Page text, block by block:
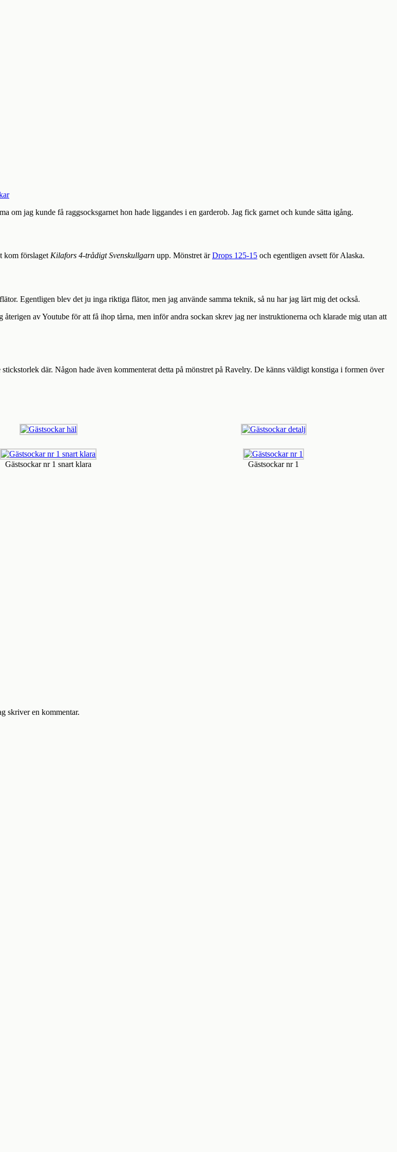
om jag kunde få raggsocksgarnet hon hade liggandes i en garderob. Jag fick garnet och kunde sätta igång.
kom förslagetKilafors 4-trådigt Svenskullgarn upp. Mönstret ärDrops 125-15 och egentligen avsett för Alaska.
Egentligen blev det ju inga riktiga flätor, men jag använde samma teknik, så nu har jag lärt mig det också.
av Youtube för att få ihop tårna, men inför andra sockan skrev jag ner instruktionerna och klarade mig utan att
där. Någon hade även kommenterat detta på mönstret på Ravelry. De känns väldigt konstiga i formen över
Gästsockar nr 1 snart klara
Gästsockar nr 1
skriver en kommentar.